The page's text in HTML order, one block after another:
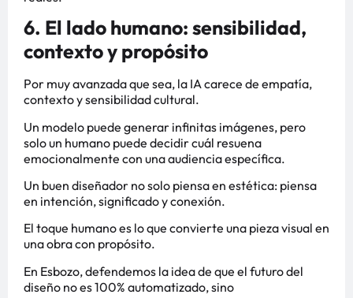
6. El lado humano: sensibilidad,
contexto y propósito
Por muy avanzada que sea, la IA carece de empatía,
contexto y sensibilidad cultural.
Un modelo puede generar infinitas imágenes, pero
solo un humano puede decidir cuál resuena
emocionalmente con una audiencia específica.
Un buen diseñador no solo piensa en estética: piensa
en intención, significado y conexión.
El toque humano es lo que convierte una pieza visual en
una obra con propósito.
En Esbozo, defendemos la idea de que el futuro del
diseño no es 100% automatizado, sino